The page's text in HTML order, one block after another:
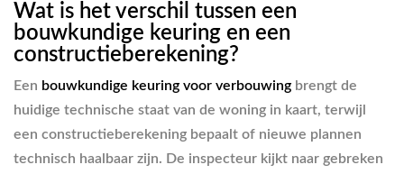
Wat is het verschil tussen een
bouwkundige keuring en een
constructieberekening?
Een bouwkundige keuring voor verbouwing brengt de
huidige technische staat van de woning in kaart, terwijl
een constructieberekening bepaalt of nieuwe plannen
technisch haalbaar zijn. De inspecteur kijkt naar gebreken